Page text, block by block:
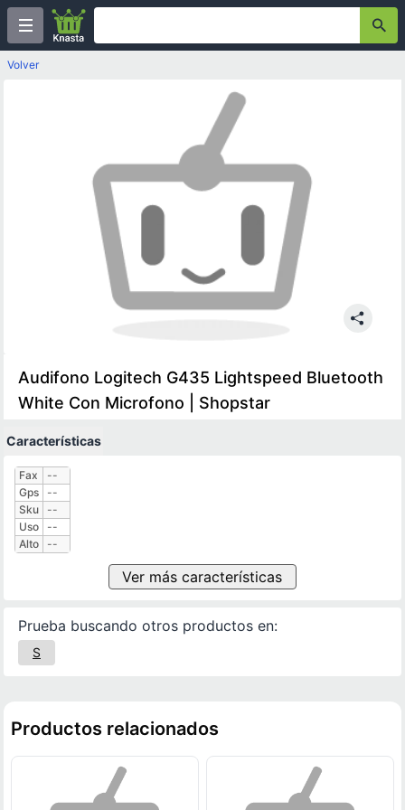
Volver
Audifono Logitech G435 Lightspeed Bluetooth
White Con Microfono | Shopstar
Características
Características técnicas
Fax
--
Gps
--
Sku
--
Uso
--
Alto
--
Ver más características
Prueba buscando otros productos en:
S
Productos relacionados